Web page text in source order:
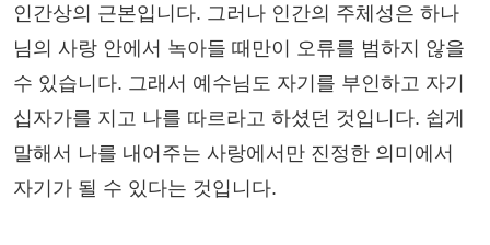
인간상의 근본입니다. 그러나 인간의 주체성은 하나
님의 사랑 안에서 녹아들 때만이 오류를 범하지 않을
수 있습니다. 그래서 예수님도 자기를 부인하고 자기
십자가를 지고 나를 따르라고 하셨던 것입니다. 쉽게
말해서 나를 내어주는 사랑에서만 진정한 의미에서
자기가 될 수 있다는 것입니다.